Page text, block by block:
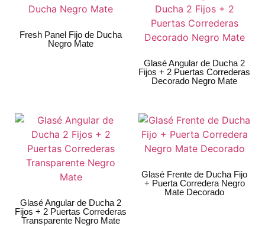
Fresh Panel Fijo de Ducha
Negro Mate
Glasé Angular de Ducha 2
Fijos + 2 Puertas Correderas
Decorado Negro Mate
Glasé Angular de Ducha 2
Fijos + 2 Puertas Correderas
Transparente Negro Mate
Glasé Frente de Ducha Fijo
+ Puerta Corredera Negro
Mate Decorado